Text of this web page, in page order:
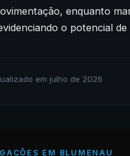
enquanto
o potencial
em julho de 2026
EM BLUMENAU